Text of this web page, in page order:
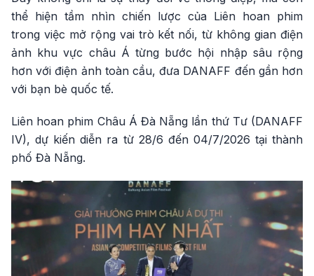
thể hiện tầm nhìn chiến lược của Liên hoan phim
trong việc mở rộng vai trò kết nối, từ không gian điện
ảnh khu vực châu Á từng bước hội nhập sâu rộng
hơn với điện ảnh toàn cầu, đưa DANAFF đến gần hơn
với bạn bè quốc tế.
Liên hoan phim Châu Á Đà Nẵng lần thứ Tư (DANAFF
IV), dự kiến diễn ra từ 28/6 đến 04/7/2026 tại thành
phố Đà Nẵng.